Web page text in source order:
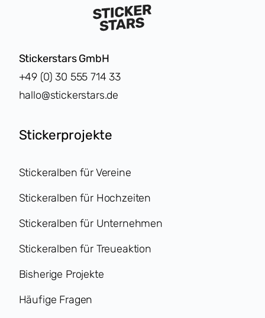
Stickerstars GmbH
+49 (0) 30 555 714 33
hallo@stickerstars.de
Stickerprojekte
Stickeralben für Vereine
Stickeralben für Hochzeiten
Stickeralben für Unternehmen
Stickeralben für Treueaktion
Bisherige Projekte
Häufige Fragen